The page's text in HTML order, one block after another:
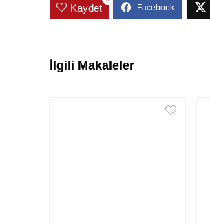
Kaydet
İlgili Makaleler